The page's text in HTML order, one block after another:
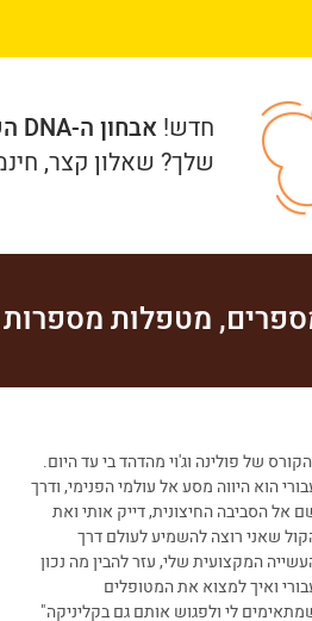
מטפלות
חדש! אבחון ה-DNA השיווקי:
שלך? שאלון קצר,
של פולינה וג'וי מהדהד בי עד היום.
הוא היווה מסע אל עולמי הפנימי, ודרך
אל הסביבה החיצונית, דייק אותי ואת
שאני רוצה להשמיע לעולם דרך
המקצועית שלי, עזר להבין מה נכון
ואיך למצוא את המטופלים
לי ולפגוש אותם גם בקליניקה"